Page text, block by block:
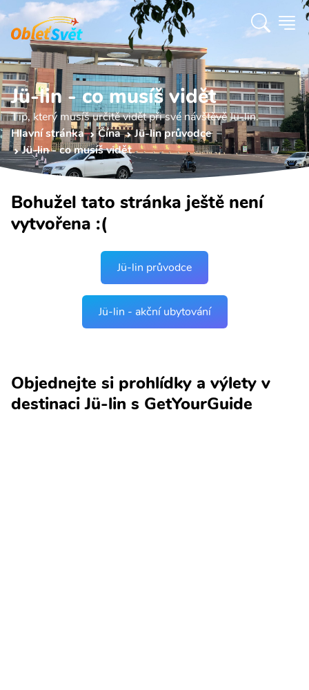
Jü-lin - co musíš vidět
Tip, který musíš určitě vidět při své návštěvě Jü-lin.
Hlavní stránka
Čína
Jü-lin průvodce
Jü-lin - co musíš vidět
Bohužel tato stránka ještě není
vytvořena :(
Jü-lin průvodce
Jü-lin - akční ubytování
Objednejte si prohlídky a výlety v
destinaci Jü-lin s GetYourGuide